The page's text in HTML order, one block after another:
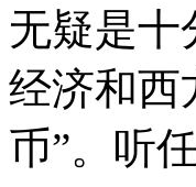
无疑是十
经济和西
币”。听